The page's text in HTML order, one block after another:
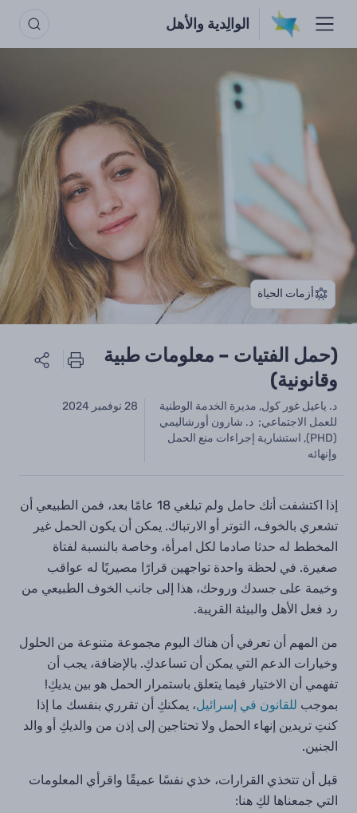
الوالِدية والأهل
أزمات الحياة
(حمل الفتيات – معلومات طبية
وقانونية)
د. ياعيل غور كول, مديرة الخدمة الوطنية
للعمل الاجتماعي; د. شارون أورشاليمي
(PHD), استشارية إجراءات منع الحمل
وإنهائه
28 نوفمبر 2024
إذا اكتشفت أنك حامل ولم تبلغي 18 عامًا بعد، فمن الطبيعي أن
تشعري بالخوف، التوتر أو الارتباك. يمكن أن يكون الحمل غير
المخطط له حدثا صادما لكل امرأة، وخاصة بالنسبة لفتاة
صغيرة. في لحظة واحدة تواجهين قرارًا مصيريًا له عواقب
وخيمة على جسدك وروحك، هذا إلى جانب الخوف الطبيعي من
رد فعل الأهل والبيئة القريبة.
من المهم أن تعرفي أن هناك اليوم مجموعة متنوعة من الحلول
وخيارات الدعم التي يمكن أن تساعدكِ. بالإضافة، يجب أن
تفهمي أن الاختيار فيما يتعلق باستمرار الحمل هو بين يديكِ!
بموجب للقانون في إسرائيل، يمكنكِ أن تقرري بنفسك ما إذا
كنتِ تريدين إنهاء الحمل ولا تحتاجين إلى إذن من والديكِ أو والد
الجنين.
قبل أن تتخذي القرارات، خذي نفسًا عميقًا واقرأي المعلومات
التي جمعناها لكِ هنا: